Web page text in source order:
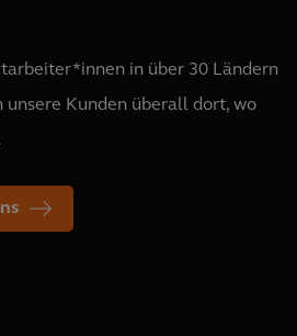
in über 30 Ländern
Kunden überall dort, wo